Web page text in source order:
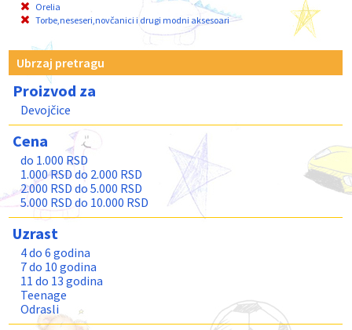
Orelia
Torbe,neseseri,novčanici i drugi modni aksesoari
Ubrzaj pretragu
Proizvod za
Devojčice
Cena
do 1.000 RSD
1.000 RSD do 2.000 RSD
2.000 RSD do 5.000 RSD
5.000 RSD do 10.000 RSD
Uzrast
4 do 6 godina
7 do 10 godina
11 do 13 godina
Teenage
Odrasli